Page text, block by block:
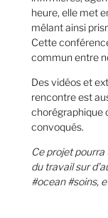
heure, elle met
mêlant ainsi
Cette
commun entre
Des vidéos et
rencontre est
chorégraphique
convoqués.
Ce projet
du travail sur
#ocean #soins,